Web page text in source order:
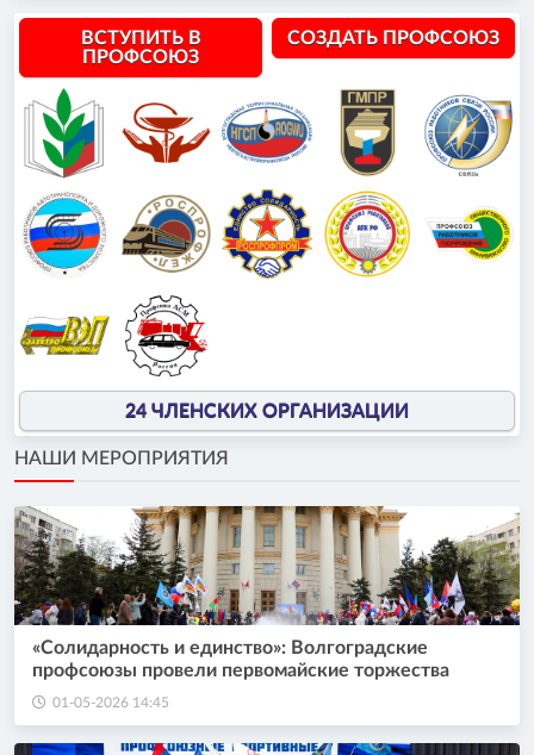
ВСТУПИТЬ В
ПРОФСОЮЗ
СОЗДАТЬ ПРОФСОЮЗ
24 ЧЛЕНСКИХ ОРГАНИЗАЦИИ
НАШИ МЕРОПРИЯТИЯ
«Солидарность и единство»: Волгоградские
профсоюзы провели первомайские торжества
01-05-2026 14:45